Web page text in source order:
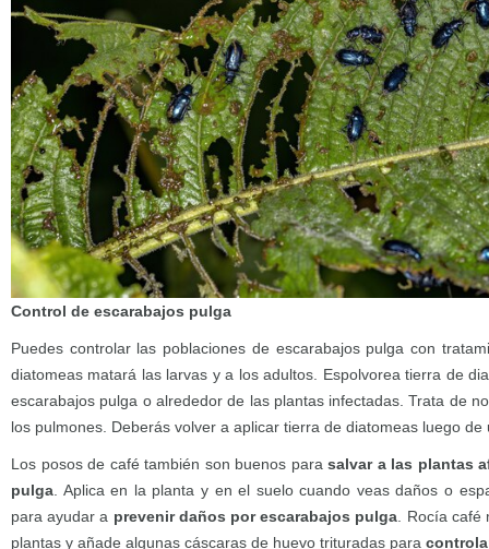
Control de escarabajos pulga
Puedes controlar las poblaciones de escarabajos pulga con
diatomeas matará las larvas y a los adultos. Espolvorea tierra de
escarabajos pulga o alrededor de las plantas infectadas. Trata de
los pulmones. Deberás volver a aplicar tierra de diatomeas luego de
Los posos de café también son buenos parasalvar a las plantas
pulga . Aplica en la planta y en el suelo cuando veas daños o
para ayudar a prevenir daños por escarabajos pulga . Rocía
plantas y añade algunas cáscaras de huevo trituradas para